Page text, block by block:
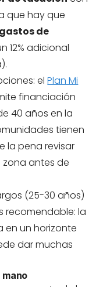
que hay que
de
12% adicional
elPlan Mi
financiación
40 años en la
tienen
la pena revisar
antes de
(25-30 años)
recomendable: la
un horizonte
dar muchas